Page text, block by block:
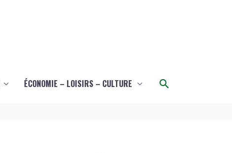
ÉCONOMIE – LOISIRS – CULTURE Rechercher